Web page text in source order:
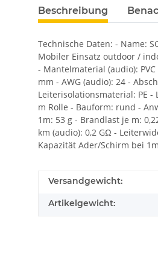
Beschreibung
Technische Daten: - Name:
Mobiler Einsatz outdoor /
- Mantelmaterial (audio):
mm - AWG (audio): 24 -
Leiterisolationsmaterial: PE -
m Rolle - Bauform: rund -
1m: 53 g - Brandlast je m:
km (audio): 0,2 GΩ -
Kapazität Ader/Schirm bei
Versandgewicht:
Artikelgewicht: